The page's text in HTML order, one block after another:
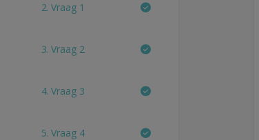
2. Vraag 1
3. Vraag 2
4. Vraag 3
5. Vraag 4